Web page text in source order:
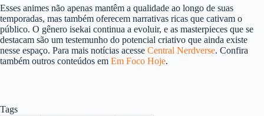
Esses animes não apenas mantêm a qualidade ao longo de suas
temporadas, mas também oferecem narrativas ricas que cativam o
público. O gênero isekai continua a evoluir, e as masterpieces que se
destacam são um testemunho do potencial criativo que ainda existe
nesse espaço. Para mais notícias acesse Central Nerdverse. Confira
também outros conteúdos em Em Foco Hoje.
Tags